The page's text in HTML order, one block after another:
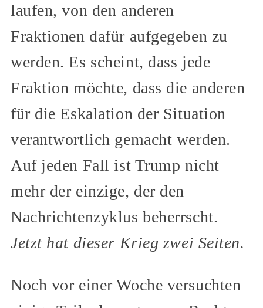
laufen, von den anderen
Fraktionen dafür aufgegeben zu
werden. Es scheint, dass jede
Fraktion möchte, dass die anderen
für die Eskalation der Situation
verantwortlich gemacht werden.
Auf jeden Fall ist Trump nicht
mehr der einzige, der den
Nachrichtenzyklus beherrscht.
Jetzt hat dieser Krieg zwei Seiten.
Noch vor einer Woche versuchten